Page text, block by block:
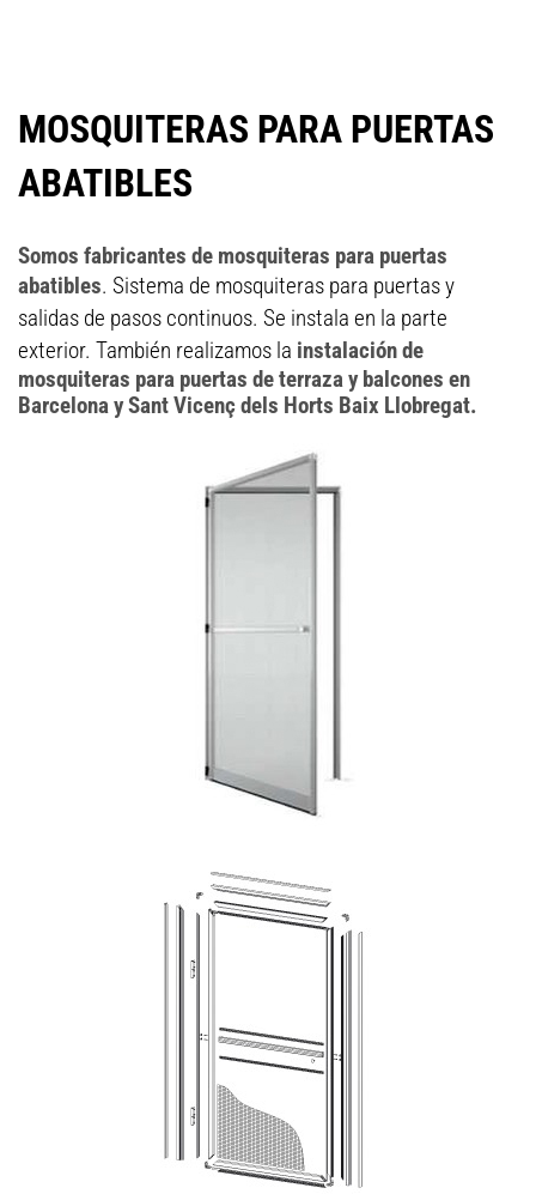
MOSQUITERAS PARA PUERTAS
ABATIBLES
Somos fabricantes de mosquiteras para puertas
abatibles. Sistema de mosquiteras para puertas y
salidas de pasos continuos. Se instala en la parte
exterior. También realizamos la instalación de
mosquiteras para puertas de terraza y balcones en
Barcelona y Sant Vicenç dels Horts Baix Llobregat.